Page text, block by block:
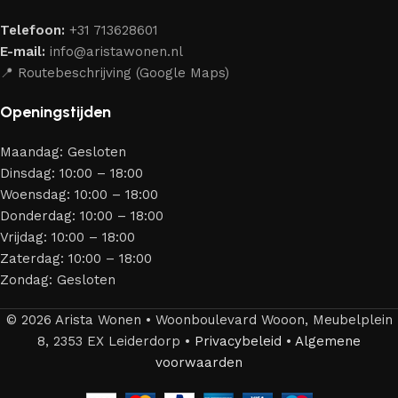
aantrekkelijk design en optimale veiligheid — zodat je
jarenlang kunt genieten van jouw interieur.
Telefoon: +31 713628601
E-mail: info@aristawonen.nl
📍 Routebeschrijving (Google Maps)
Openingstijden
Maandag: Gesloten
Dinsdag: 10:00 – 18:00
Woensdag: 10:00 – 18:00
Donderdag: 10:00 – 18:00
Vrijdag: 10:00 – 18:00
Zaterdag: 10:00 – 18:00
Zondag: Gesloten
© 2026 Arista Wonen • Woonboulevard Wooon, Meubelplein
8, 2353 EX Leiderdorp • Privacybeleid • Algemene
voorwaarden